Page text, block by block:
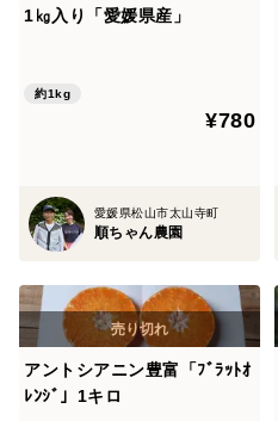
1㎏入り「愛媛県産」
約1kg
¥780
愛媛県松山市太山寺町
順ちゃん農園
アントシアニン豊富「ﾌﾞﾗｯﾄｵ
ﾚﾝｼﾞ」1キロ